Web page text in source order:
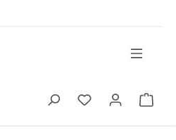
Du hast 0